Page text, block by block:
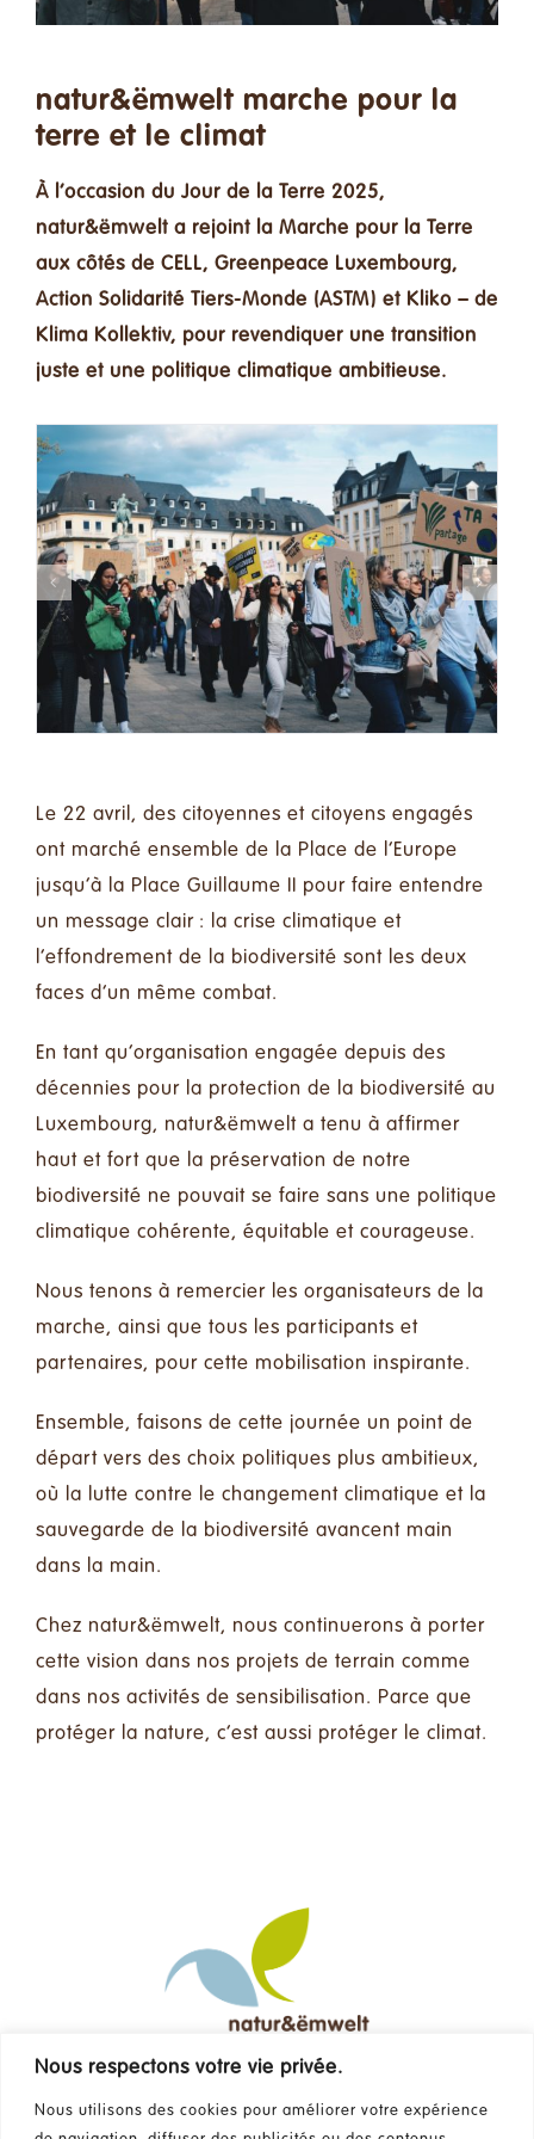
Nous respectons votre vie privée.
Nous utilisons des cookies pour améliorer votre expérience
Contact
Français
natur&ëmwelt marche pour la
terre et le climat
À l’occasion du Jour de la Terre 2025,
natur&ëmwelt a rejoint la Marche pour la Terre
aux côtés de CELL, Greenpeace Luxembourg,
Action Solidarité Tiers-Monde (ASTM) et Kliko – de
Klima Kollektiv, pour revendiquer une transition
juste et une politique climatique ambitieuse.
Le 22 avril, des citoyennes et citoyens engagés
ont marché ensemble de la Place de l’Europe
jusqu’à la Place Guillaume II pour faire entendre
un message clair : la crise climatique et
l’effondrement de la biodiversité sont les deux
faces d’un même combat.
En tant qu’organisation engagée depuis des
décennies pour la protection de la biodiversité au
Luxembourg, natur&ëmwelt a tenu à affirmer
haut et fort que la préservation de notre
biodiversité ne pouvait se faire sans une politique
climatique cohérente, équitable et courageuse.
Nous tenons à remercier les organisateurs de la
marche, ainsi que tous les participants et
partenaires, pour cette mobilisation inspirante.
Ensemble, faisons de cette journée un point de
départ vers des choix politiques plus ambitieux,
où la lutte contre le changement climatique et la
sauvegarde de la biodiversité avancent main
dans la main.
Chez natur&ëmwelt, nous continuerons à porter
cette vision dans nos projets de terrain comme
dans nos activités de sensibilisation. Parce que
protéger la nature, c’est aussi protéger le climat.
Contact